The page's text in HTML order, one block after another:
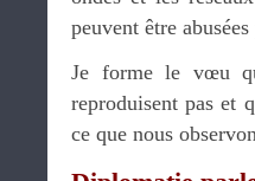
peuvent être
Je forme le vœu
reproduisent pas et
ce que nous